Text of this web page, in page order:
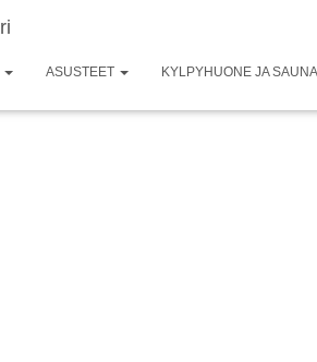
ASUSTEET KYLPYHUONE JA SAUNA